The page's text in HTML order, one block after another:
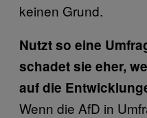
keinen Grund.
Nutzt so eine
schadet sie eher,
auf die
Wenn die AfD in